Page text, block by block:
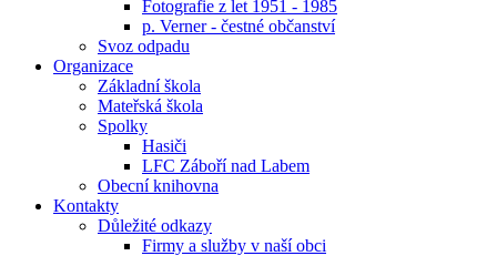
Fotografie z let 1951 - 1985
p. Verner - čestné občanství
Svoz odpadu
Organizace
Základní škola
Mateřská škola
Spolky
Hasiči
LFC Záboří nad Labem
Obecní knihovna
Kontakty
Důležité odkazy
Firmy a služby v naší obci